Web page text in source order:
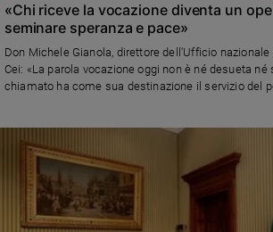
«Chi riceve la vocazione diventa un
seminare speranza e pace»
Don Michele Gianola, direttore dell'Ufficio
Cei: «La parola vocazione oggi non è né desueta né
chiamato ha come sua destinazione il servizio del